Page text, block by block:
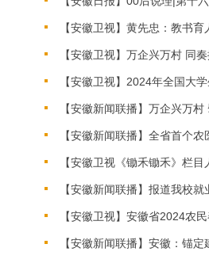
【安徽卫视】黄先忠：教书
【安徽卫视】万企兴万村 同
【安徽卫视】2024年全国大
【安徽新闻联播】万企兴万村
【安徽新闻联播】全省首个
【安徽卫视《锄禾锄禾》栏
【安徽新闻联播】报道我校就
【安徽卫视】安徽省2024农
【安徽新闻联播】安徽：锚定